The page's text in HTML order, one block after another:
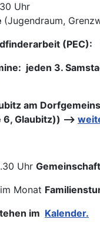
Uhr
(Jugendraum,
(PEC):
3. Samstag
am
Glaubitz)) -->
Uhr
im Kalender.